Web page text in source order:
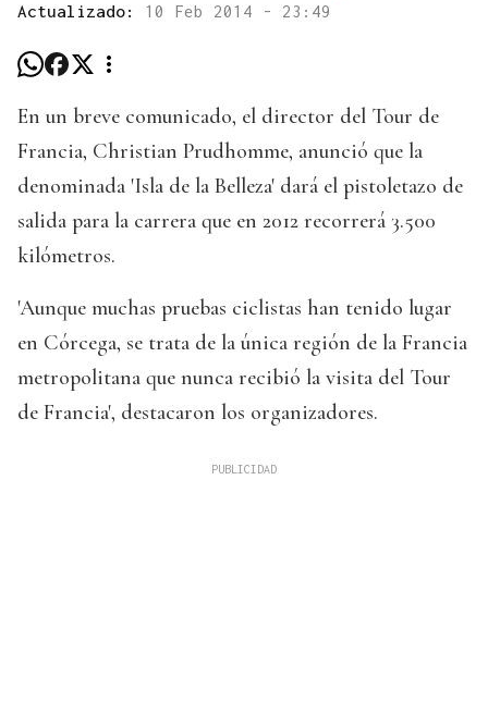
Actualizado: 10 Feb 2014 - 23:49
En un breve comunicado, el director del Tour de
Francia, Christian Prudhomme, anunció que la
denominada 'Isla de la Belleza' dará el pistoletazo de
salida para la carrera que en 2012 recorrerá 3.500
kilómetros.
'Aunque muchas pruebas ciclistas han tenido lugar
en Córcega, se trata de la única región de la Francia
metropolitana que nunca recibió la visita del Tour
de Francia', destacaron los organizadores.